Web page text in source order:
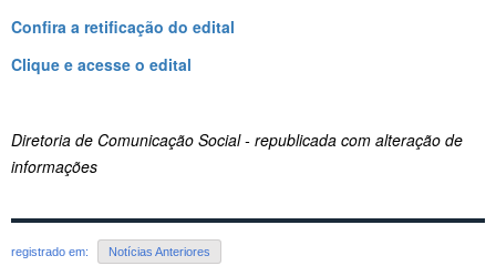
Confira a retificação do edital
Clique e acesse o edital
Diretoria de Comunicação Social - republicada com alteração de
informações
registrado em: Notícias Anteriores